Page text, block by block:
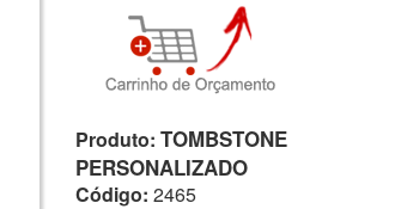
Produto: TOMBSTONE
PERSONALIZADO
Código: 2465